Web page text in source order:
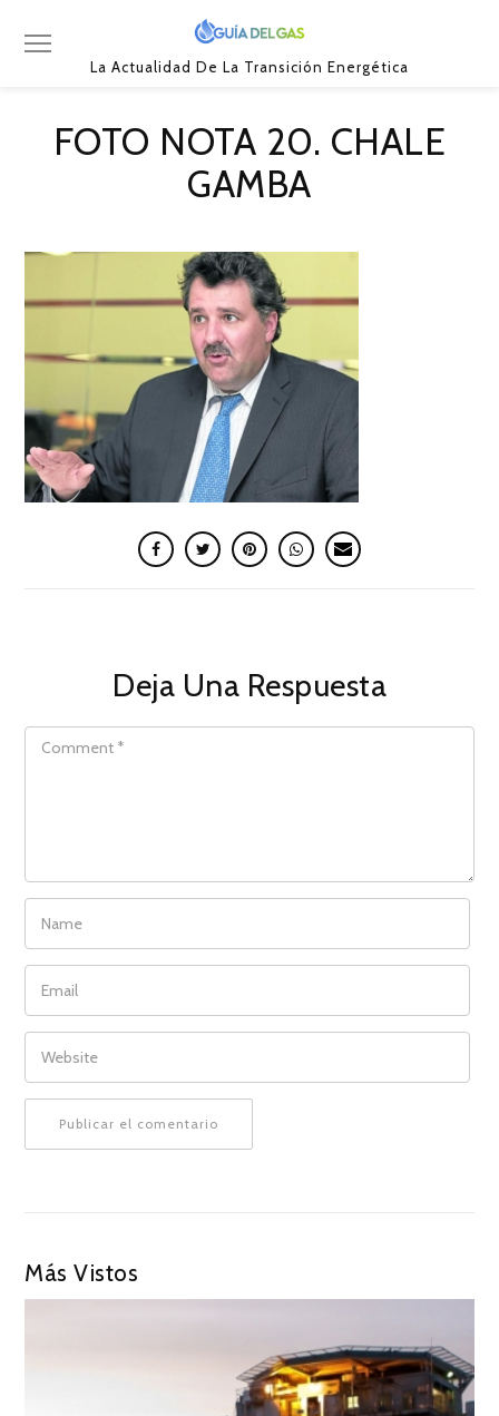
La Actualidad De La Transición Energética
FOTO NOTA 20. CHALE
GAMBA
Deja Una Respuesta
COMMENT
NAME
EMAIL
WEBSITE
Más Vistos